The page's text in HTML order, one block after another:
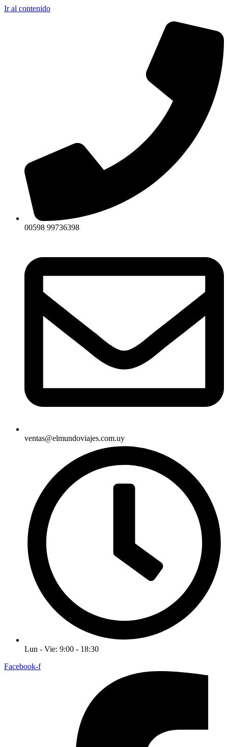
Ir al contenido
00598 99736398
ventas@elmundoviajes.com.uy
Lun - Vie: 9:00 - 18:30
Facebook-f